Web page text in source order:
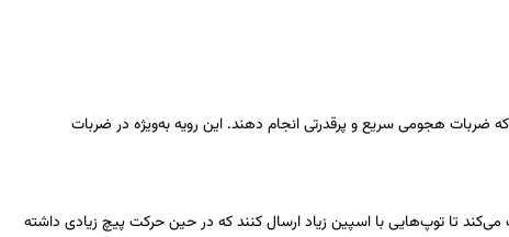
ضربات هجومی سریع و پرقدرتی انجام دهند. این رویه به‌ویژه در ضربات
می‌کند تا توپ‌هایی با اسپین زیاد ارسال کنند که در حین حرکت پیچ زیادی داشته